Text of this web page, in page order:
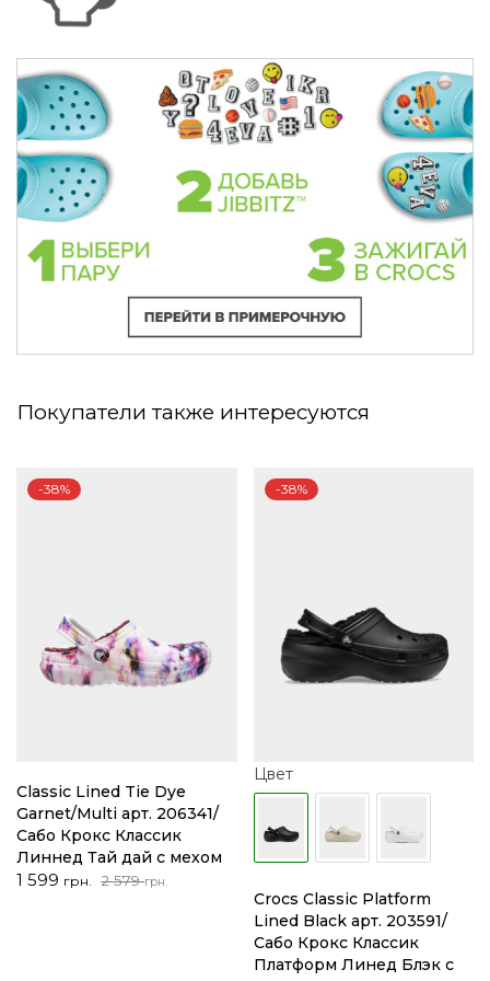
Покупатели также интересуются
-38%
Classic Lined Tie Dye
Garnet/Multi арт. 206341/
Сабо Крокс Классик
Линнед Тай дай с мехом
2 579грн.
Первоначальная
1 599 грн.
Текущая
Цвет
-38%
Crocs Classic Platform
Lined Black арт. 203591/
Сабо Крокс Классик
Платформ Линед Блэк с